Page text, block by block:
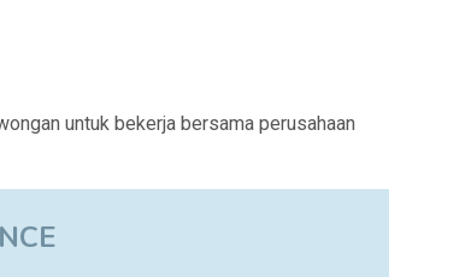
untuk bekerja bersama perusahaan